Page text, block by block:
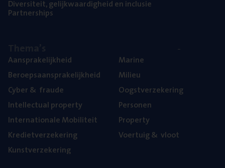
Diver­si­teit, gelijk­waar­dig­heid en inclusie
Part­ner­ships
Aan­spra­ke­lijk­heid
Beroeps­aan­spra­ke­lijk­heid
Cyber& fraude
Intel­lec­tu­al property
Inter­na­ti­o­na­le Mobiliteit
Kre­diet­ver­ze­ke­ring
Kunst­ver­ze­ke­ring
Mari­ne
Mili­eu
Oogst­ver­ze­ke­ring
Per­so­nen
Pro­per­ty
Voer­tuig& vloot